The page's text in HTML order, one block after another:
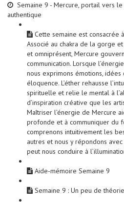
Semaine 9 - Mercure, portail vers
authentique
Cette semaine est consacrée
Associé au chakra de la gorge
et omniprésent, Mercure
communication. Lorsque
nous exprimons émotions,
éloquence. L’éther rehausse
spirituelle et relie le mental à
d’inspiration créative que les
Maîtriser l’énergie de Mercure
profonde et à communiquer du
comprenons intuitivement les
autres et nous y répondons
peut nous conduire à
Aide-mémoire Semaine 9
Semaine 9 : Un peu de théorie